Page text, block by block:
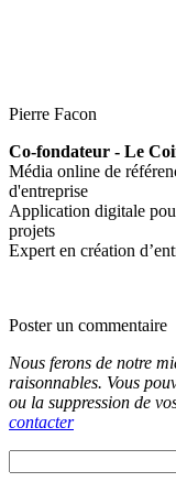
Pierre Facon
Co-fondateur - Le
Média online de
d'entreprise
Application digitale
projets
Expert en création
Poster un commentaire
Nous ferons de notre
raisonnables. Vous
ou la suppression de
contacter